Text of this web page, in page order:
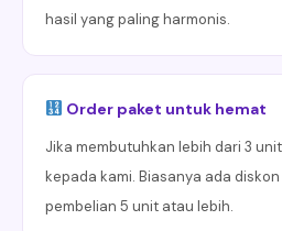
hasil yang paling harmonis.
Order paket untuk hemat
Jika membutuhkan lebih dari 3
kepada kami. Biasanya ada
pembelian 5 unit atau lebih.